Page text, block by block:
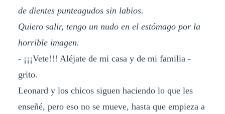
de dientes punteagudos sin labios.
Quiero salir, tengo un nudo en el estómago por la
horrible imagen.
- ¡¡¡Vete!!! Aléjate de mi casa y de mi familia -
grito.
Leonard y los chicos siguen haciendo lo que les
enseñé, pero eso no se mueve, hasta que empieza a